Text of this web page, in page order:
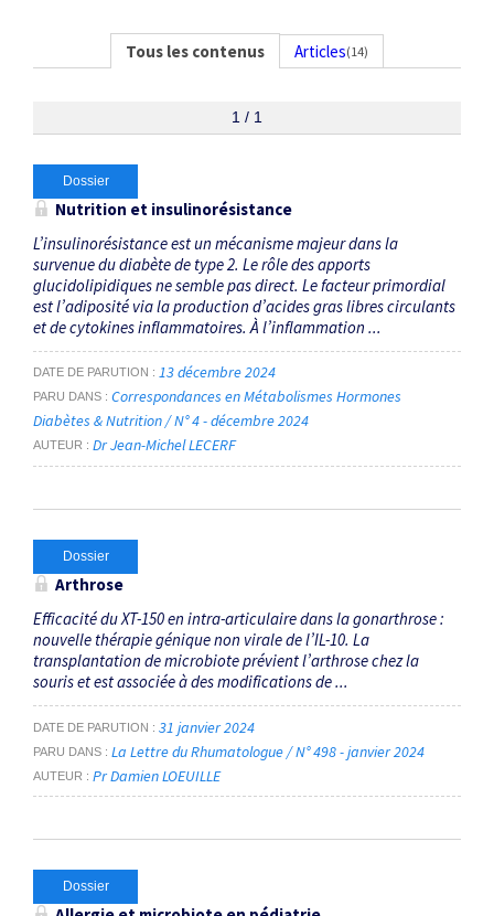
Publication
dysbiose ×
Dates
Du
RECHERCHER
Tous les contenus Articles(14)
1 / 1
Dossier
Nutrition et insulinorésistance
L’insulinorésistance est un mécanisme majeur dans la
survenue du diabète de type 2. Le rôle des apports
glucidolipidiques ne semble pas direct. Le facteur primordial
est l’adiposité via la production d’acides gras libres circulants
et de cytokines inflammatoires. À l’inflammation ...
DATE DE PARUTION 13 décembre 2024
PARU DANS
Correspondances en Métabolismes Hormones
Diabètes & Nutrition / N° 4 - décembre 2024
AUTEUR Dr Jean-Michel LECERF
Dossier
Arthrose
Efficacité du XT-150 en intra-articulaire dans la gonarthrose :
nouvelle thérapie génique non virale de l’IL-10. La
transplantation de microbiote prévient l’arthrose chez la
souris et est associée à des modifications de ...
DATE DE PARUTION 31 janvier 2024
PARU DANS La Lettre du Rhumatologue / N° 498 - janvier 2024
AUTEUR Pr Damien LOEUILLE
Dossier